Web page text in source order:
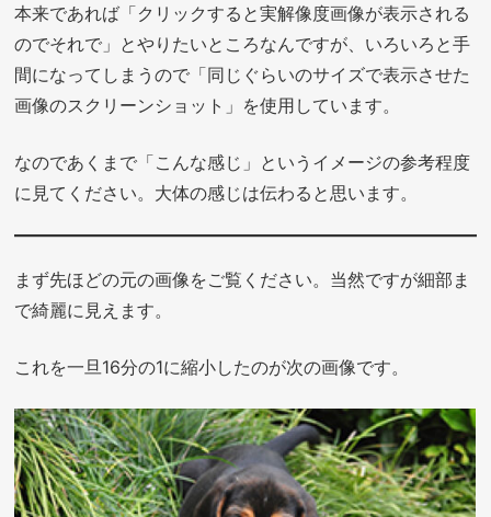
本来であれば「クリックすると実解像度画像が表示される
のでそれで」とやりたいところなんですが、いろいろと手
間になってしまうので「同じぐらいのサイズで表示させた
画像のスクリーンショット」を使用しています。
なのであくまで「こんな感じ」というイメージの参考程度
に見てください。大体の感じは伝わると思います。
まず先ほどの元の画像をご覧ください。当然ですが細部ま
で綺麗に見えます。
これを一旦16分の1に縮小したのが次の画像です。